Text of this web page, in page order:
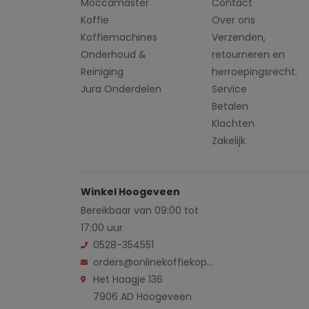
Koffie
Koffiemachines
Onderhoud &
Reiniging
Jura Onderdelen
Over ons
Verzenden,
retourneren en
herroepingsrecht.
Service
Betalen
Klachten
Zakelijk
Winkel Hoogeveen
Bereikbaar van 09:00 tot
17:00 uur
0528-354551
orders@onlinekoffiekopen.nl
Het Haagje 136
7906 AD Hoogeveen